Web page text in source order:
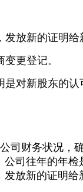
放新的证明给
更登记。
对新股东的认
司财务状况，
司往年的年
放新的证明给